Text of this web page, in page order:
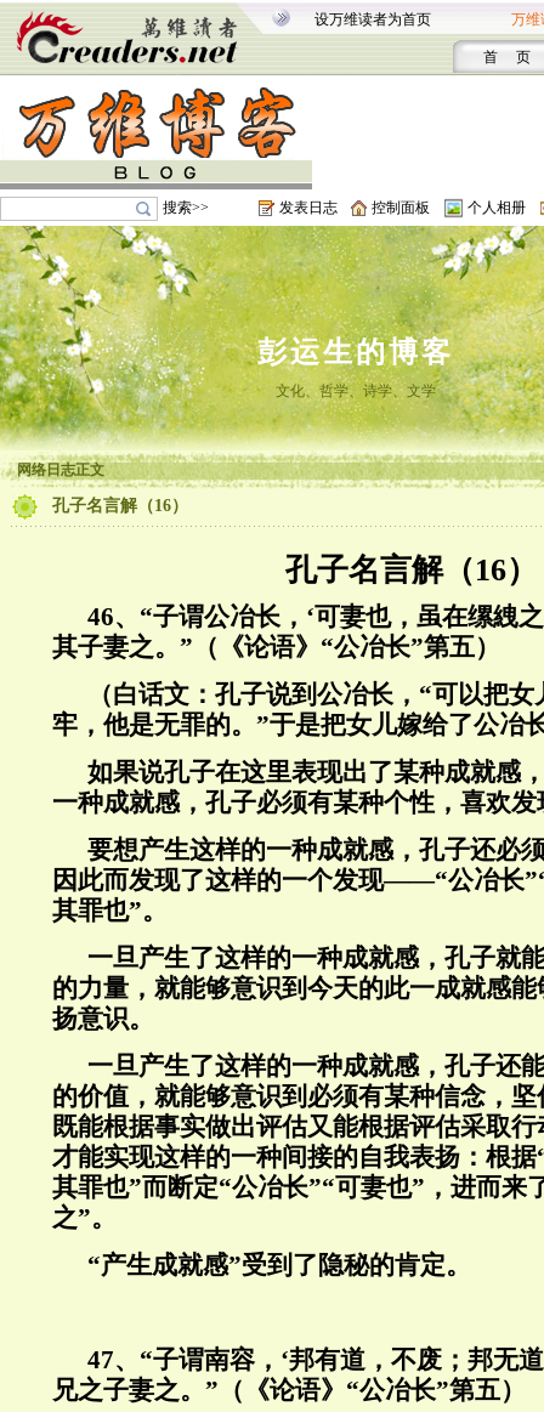
设万维读者为首页 万维
首 页
搜索>> 发表日志 控制面板 个人相册
彭运生的博客
文化、哲学、诗学、文学
网络日志正文
孔子名言解（16）
孔子名言解（16）
46、“子谓公冶长，‘可妻也，虽在缧絏
其子妻之。”（《论语》“公冶长”第五）
（白话文：孔子说到公冶长，“可以把
牢，他是无罪的。”于是把女儿嫁给了公冶
如果说孔子在这里表现出了某种成就感
一种成就感，孔子必须有某种个性，喜欢
要想产生这样的一种成就感，孔子还必
因此而发现了这样的一个发现——“公冶长
其罪也”。
一旦产生了这样的一种成就感，孔子就
的力量，就能够意识到今天的此一成就感
扬意识。
一旦产生了这样的一种成就感，孔子还
的价值，就能够意识到必须有某种信念，
既能根据事实做出评估又能根据评估采取
才能实现这样的一种间接的自我表扬：根
其罪也”而断定“公冶长”“可妻也”，进而来
之”。
“产生成就感”受到了隐秘的肯定。
47、“子谓南容，‘邦有道，不废；邦无
兄之子妻之。”（《论语》“公冶长”第五）